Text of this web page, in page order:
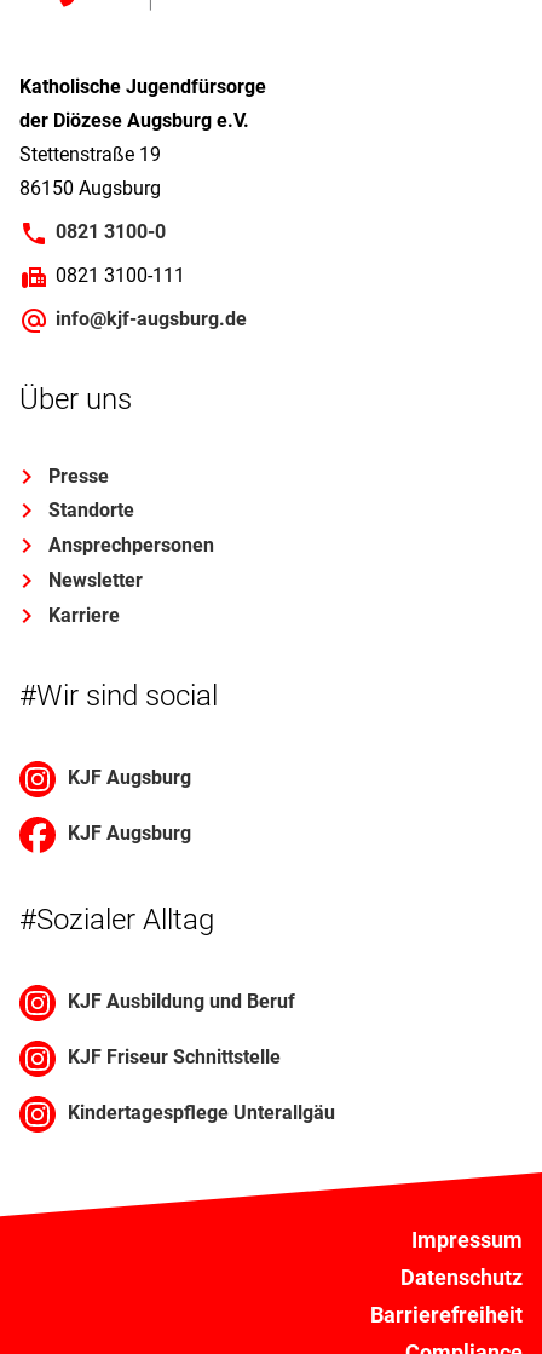
Katholische Jugendfürsorge
der Diözese Augsburg e.V.
Stettenstraße 19
86150 Augsburg
0821 3100-0
0821 3100-111
info@kjf-augsburg.de
Über uns
Presse
Standorte
Ansprechpersonen
Newsletter
Karriere
#Wir sind social
KJF Augsburg
KJF Augsburg
#Sozialer Alltag
KJF Ausbildung und Beruf
KJF Friseur Schnittstelle
Kindertagespflege Unterallgäu
Impressum
Datenschutz
Barrierefreiheit